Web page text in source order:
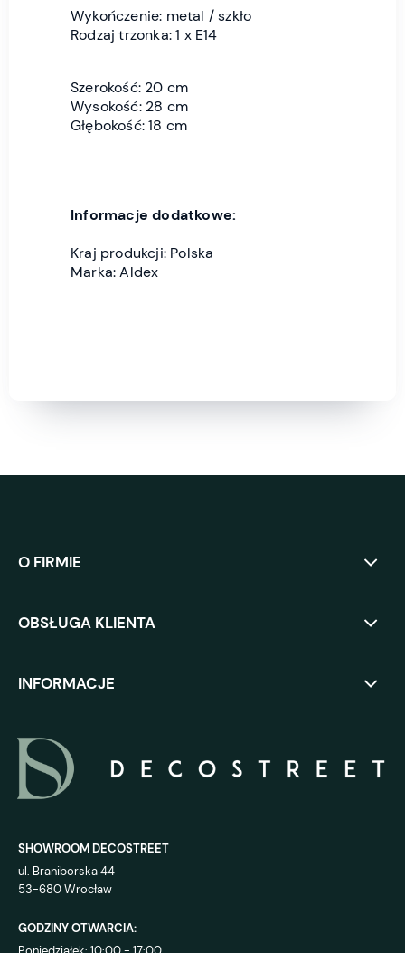
Wykończenie: metal / szkło
Rodzaj trzonka: 1 x E14
Szerokość: 20 cm
Wysokość: 28 cm
Głębokość: 18 cm
Informacje dodatkowe:
Kraj produkcji: Polska
Marka: Aldex
O FIRMIE
OBSŁUGA KLIENTA
INFORMACJE
SHOWROOM DECOSTREET
ul. Braniborska 44
53-680 Wrocław
GODZINY OTWARCIA: